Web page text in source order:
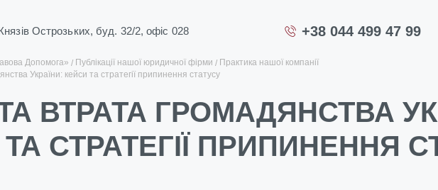
Острозьких, буд. 32/2, офіс 028 +38 044 499 47 99
Допомога» Публікації нашої юридичної фірми
Практика нашої компанії
України: кейси та стратегії припинення статусу
ВТРАТА ГРОМАДЯНСТВА
СТРАТЕГІЇ ПРИПИНЕННЯ